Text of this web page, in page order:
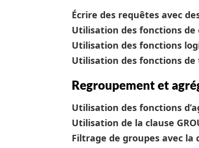
Écrire des requêtes avec
Utilisation des fonctions de
Utilisation des fonctions
Utilisation des fonctions de
Regroupement et
Utilisation des fonctions
Utilisation de la clause
Filtrage de groupes avec la